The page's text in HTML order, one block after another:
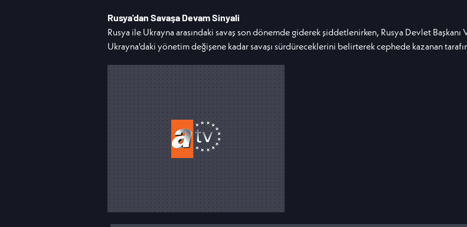
Rusya'dan Savaşa Devam Sinyali
Rusya ile Ukrayna arasındaki savaş son dönemde giderek şiddetlenirken, Rusya Devlet
Ukrayna'daki yönetim değişene kadar savaşı sürdüreceklerini belirterek cephede kazanan